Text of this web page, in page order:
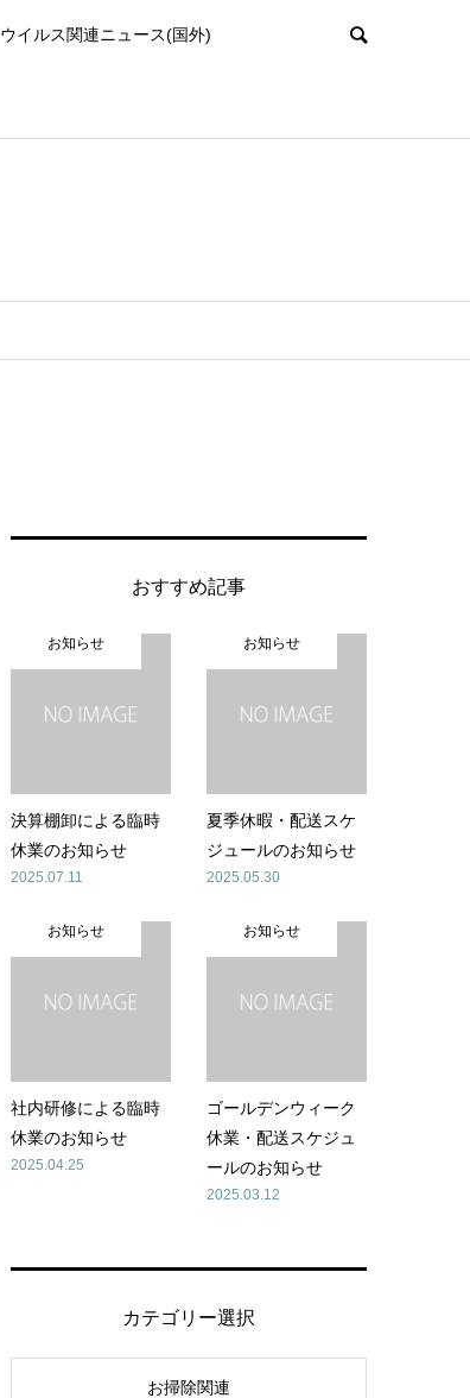
ウイルス関連ニュース(国外)
おすすめ記事
お知らせ
決算棚卸による臨時
休業のお知らせ
2025.07.11
お知らせ
夏季休暇・配送スケ
ジュールのお知らせ
2025.05.30
お知らせ
社内研修による臨時
休業のお知らせ
2025.04.25
お知らせ
ゴールデンウィーク
休業・配送スケジュ
ールのお知らせ
2025.03.12
カテゴリー選択
お掃除関連